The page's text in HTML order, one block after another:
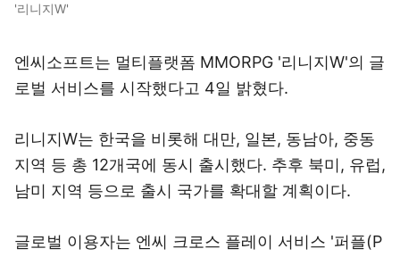
'리니지W'
엔씨소프트는 멀티플랫폼 MMORPG '리니지W'의 글
로벌 서비스를 시작했다고 4일 밝혔다.
리니지W는 한국을 비롯해 대만, 일본, 동남아, 중동
지역 등 총 12개국에 동시 출시했다. 추후 북미, 유럽,
남미 지역 등으로 출시 국가를 확대할 계획이다.
글로벌 이용자는 엔씨 크로스 플레이 서비스 '퍼플(P